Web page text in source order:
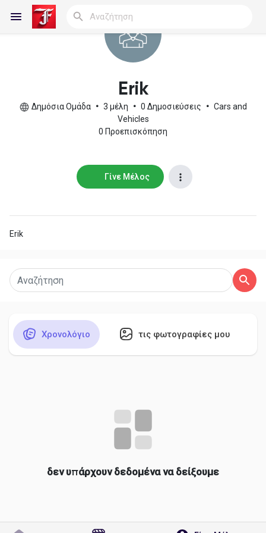
Ανακάλυψε Blogs
Ανακάλυψε Σελίδες
Erik
Δημόσια Ομάδα • 3 μέλη • 0 Δημοσιεύσεις • Cars and
Vehicles
0 Προεπισκόπηση
Γίνε Μέλος
Erik
Χρονολόγιο τις φωτογραφίες μου
δεν υπάρχουν δεδομένα να δείξουμε